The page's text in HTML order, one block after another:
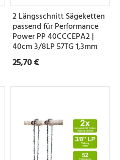
2 Längsschnitt Sägeketten
passend für Performance
Power PP 40CCCEPA2 |
40cm 3/8LP 57TG 1,3mm
25,70 €